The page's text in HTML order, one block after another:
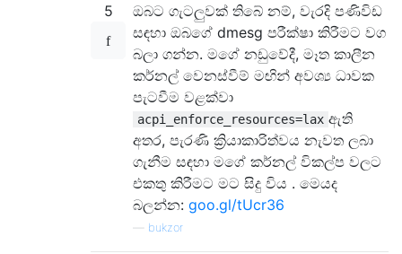
5
ඔබට ගැටලුවක් තිබේ නම්, වැරදි පණිවිඩ
සඳහා ඔබගේ dmesg පරීක්ෂා කිරීමට වග
බලා ගන්න. මගේ නඩුවේදී, මෑත කාලීන
කර්නල් වෙනස්වීම් මඟින් අවශ්‍ය ධාවක
පැටවීම වළක්වා
acpi_enforce_resources=lax ඇති
අතර, පැරණි ක්‍රියාකාරිත්වය නැවත ලබා
ගැනීම සඳහා මගේ කර්නල් විකල්ප වලට
එකතු කිරීමට මට සිදු විය . මෙයද
බලන්න: goo.gl/tUcr36
bukzor